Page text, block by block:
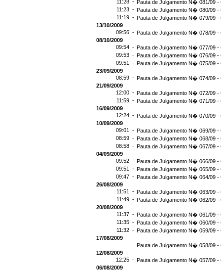
11:28 - Pauta de Julgamento N� 081/09 -
11:23 - Pauta de Julgamento N� 080/09 -
11:19 - Pauta de Julgamento N� 079/09 -
13/10/2009
09:56 - Pauta de Julgamento N� 078/09 -
08/10/2009
09:54 - Pauta de Julgamento N� 077/09 -
09:53 - Pauta de Julgamento N� 076/09 -
09:51 - Pauta de Julgamento N� 075/09 -
23/09/2009
08:59 - Pauta de Julgamento N� 074/09 -
21/09/2009
12:00 - Pauta de Julgamento N� 072/09 -
11:59 - Pauta de Julgamento N� 071/09 -
16/09/2009
12:24 - Pauta de Julgamento N� 070/09 -
10/09/2009
09:01 - Pauta de Julgamento N� 069/09 -
08:59 - Pauta de Julgamento N� 068/09 -
08:58 - Pauta de Julgamento N� 067/09 -
04/09/2009
09:52 - Pauta de Julgamento N� 066/09 -
09:51 - Pauta de Julgamento N� 065/09 -
09:47 - Pauta de Julgamento N� 064/09 -
26/08/2009
11:51 - Pauta de Julgamento N� 063/09 -
11:49 - Pauta de Julgamento N� 062/09 -
20/08/2009
11:37 - Pauta de Julgamento N� 061/09 -
11:35 - Pauta de Julgamento N� 060/09 -
11:32 - Pauta de Julgamento N� 059/09 -
17/08/2009
Pauta de Julgamento N� 058/09 -
12/08/2009
12:25 - Pauta de Julgamento N� 057/09 -
06/08/2009